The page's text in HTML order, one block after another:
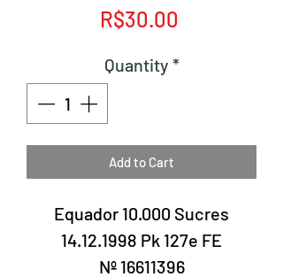
R$30.00
Quantity *
Add to Cart
Equador 10.000 Sucres
14.12.1998 Pk 127e FE
Nº 16611396